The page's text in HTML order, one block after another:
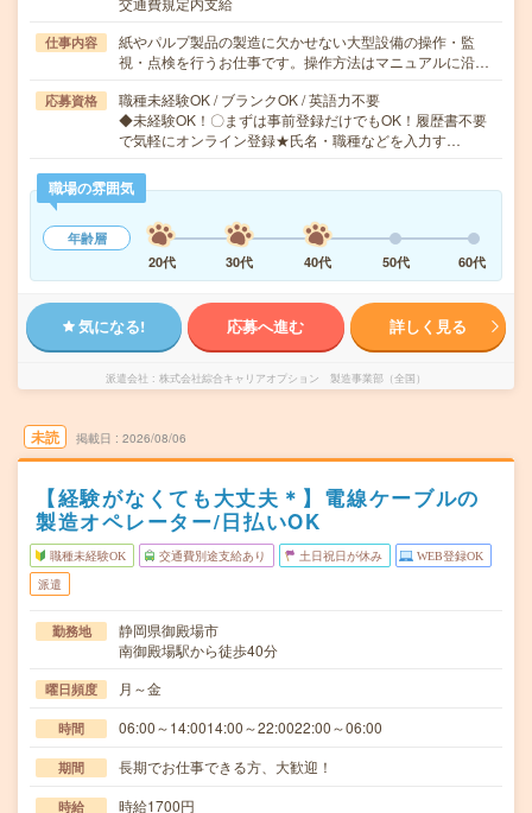
仕事内容
紙やパルプ製品の製造に欠かせない大型設備の操作・監
視・点検を行うお仕事です。操作方法はマニュアルに沿…
応募資格
職種未経験OK / ブランクOK / 英語力不要
◆未経験OK！〇まずは事前登録だけでもOK！履歴書不要
で気軽にオンライン登録★氏名・職種などを入力す…
職場の雰囲気
年齢層
20代
30代 40代 50代 60代
気になる! 応募へ進む 詳しく見る
派遣会社 株式会社綜合キャリアオプション 製造事業部（全国）
未読 掲載日 2026/08/06
【経験がなくても大丈夫＊】電線ケーブルの
製造オペレーター/日払いOK
職種未経験OK 交通費別途支給あり 土日祝日が休み WEB登録OK
派遣
勤務地
静岡県御殿場市
南御殿場駅から徒歩40分
曜日頻度 月～金
時間 06:00～14:0014:00～22:0022:00～06:00
期間 長期でお仕事できる方、大歓迎！
時給 時給1700円